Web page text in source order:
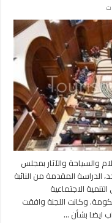
غداً..
“ثقافة
الشيوخ”
تناقش
دور
السياحة
المستدامة
في
التنمية
الاجتماعية
مغلقة
والسياحة والآثار بمجلس
الدراسة المقدمة من النائبة
الاجتماعية
وكانت اللجنة وافقت
ايضا بشأن …